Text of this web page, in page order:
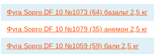
Фуга Sopro DF 10 №1073 (64) базальт 2,5 кг
Фуга Sopro DF 10 №1079 (35) анемон 2,5 кг
Фуга Sopro DF 10 №1059 (59) бали 2,5 кг